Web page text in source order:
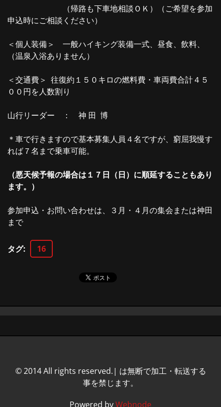
（帰路も下車地相談ＯＫ）（ご希望を参加
申込時にご相談ください）
＜個人装備＞ 一般ハイキング装備一式、昼食、飲料、
（温泉入浴ありません）
＜交通費＞ 往復約１５０キロの燃料費・車両費合計４５
００円を人数割り
山行リーダー ： 神 田 博
＊車で行きますので基本募集人員４名ですが、窮屈我慢す
れば７名まで乗車可能。
（悪天候予報の場合は１７日（日）に順延することもあり
ます。）
参加申込・お問い合わせは、３月・４月の集会または神田
まで
タグ: 16
© 2014 All rights reserved.| は無断で加工・転送する
事を禁じます。
Powered byWebnode